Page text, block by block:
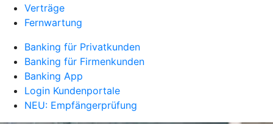
Verträge
Fernwartung
Banking für Privatkunden
Banking für Firmenkunden
Banking App
Login Kundenportale
NEU: Empfängerprüfung